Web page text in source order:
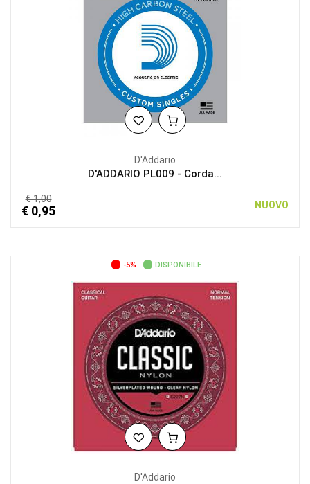
D'Addario
D'ADDARIO PL009 - Corda...
€ 1,00
€ 0,95 NUOVO
-5% DISPONIBILE
D'Addario